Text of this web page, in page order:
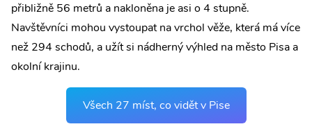
přibližně 56 metrů a nakloněna je asi o 4 stupně.
Navštěvníci mohou vystoupat na vrchol věže, která má více
než 294 schodů, a užít si nádherný výhled na město Pisa a
okolní krajinu.
Všech 27 míst, co vidět v Pise